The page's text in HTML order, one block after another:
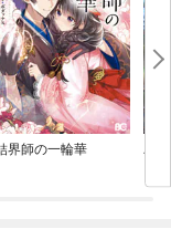
界師の一輪華
バ
今